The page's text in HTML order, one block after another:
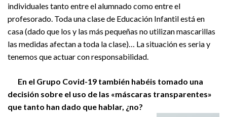
individuales tanto entre el alumnado como entre el
profesorado. Toda una clase de Educación Infantil está en
casa (dado que los y las más pequeñas no utilizan mascarillas
las medidas afectan a toda la clase)… La situación es seria y
tenemos que actuar con responsabilidad.
En el Grupo Covid-19 también habéis tomado una
decisión sobre el uso de las «máscaras transparentes»
que tanto han dado que hablar, ¿no?